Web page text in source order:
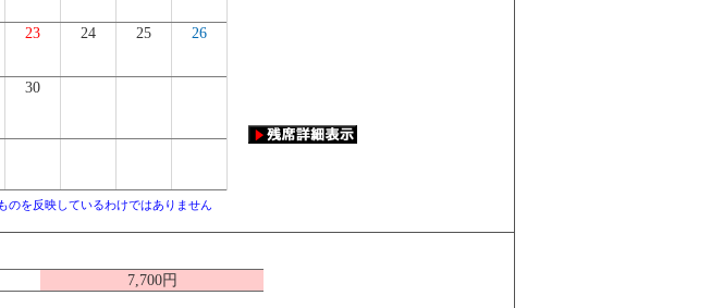
23 24 25 26
30
のを反映しているわけではありません
7,700円